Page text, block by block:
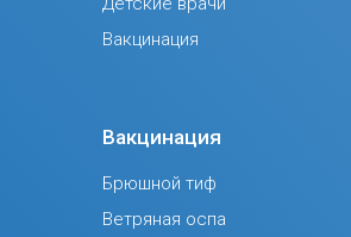
Вакцинация
Вакцинация
Брюшной тиф
Ветряная оспа